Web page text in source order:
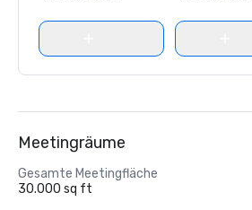
Meetingräume
Gesamte Meetingfläche
30.000 sq ft